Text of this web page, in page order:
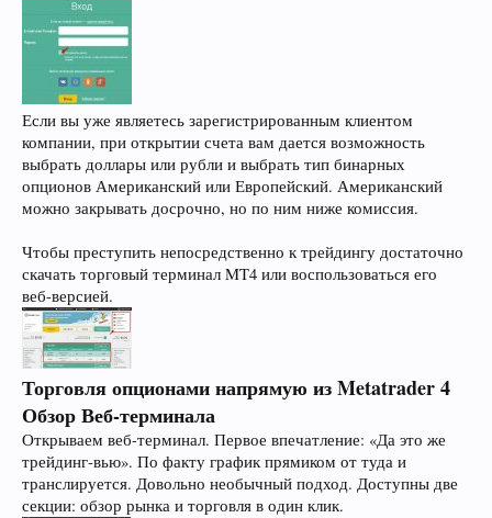
Если вы уже являетесь зарегистрированным клиентом
компании, при открытии счета вам дается возможность
выбрать доллары или рубли и выбрать тип бинарных
опционов Американский или Европейский. Американский
можно закрывать досрочно, но по ним ниже комиссия.
Чтобы преступить непосредственно к трейдингу достаточно
скачать торговый терминал MT4 или воспользоваться его
веб-версией.
Торговля опционами напрямую из Metatrader 4
Обзор Веб-терминала
Открываем веб-терминал. Первое впечатление: «Да это же
трейдинг-вью». По факту график прямиком от туда и
транслируется. Довольно необычный подход. Доступны две
секции: обзор рынка и торговля в один клик.